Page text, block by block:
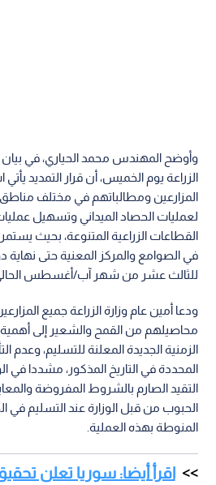
وأوضح المهندس محمد الحياري، في
الزراعة يوم الخميس، أن قرار التمديد
المزارعين ومطالباتهم في مختلف مناطق
لعمليات الحصاد الميداني وتسهيل
القطاعات الزراعية المتنوعة، بحيث
في الصوامع والمركز المعنية حتى نهاية
للثالث عشر من شهر آب/أغسطس
ودعا أمين عام وزارة الزراعة جميع
محاصيلهم من القمح والشعير إلى أهمية
الزمنية الجديدة المعلنة للتسليم، وعدم
المحددة في التاريخ المذكور، مشددا في
التقيد الصارم بالشروط المفروضة
الحبوب من قبل الوزارة عند التسليم في
المنوطة بهذه العملية.
اقرأ أيضا: سوريا تعلن